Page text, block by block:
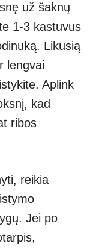
už šaknų
1-3 kastuvus
Likusią
lengvai
Aplink
kad
ribos
reikia
Jei po